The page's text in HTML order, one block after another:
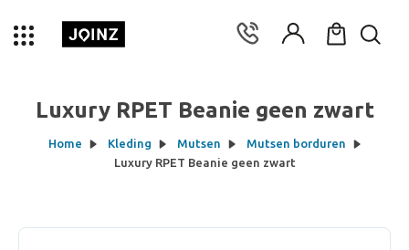
Luxury RPET Beanie geen zwart
Home Kleding Mutsen
Mutsen borduren
Luxury RPET Beanie geen zwart